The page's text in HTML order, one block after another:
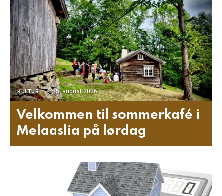
KULTUR 5. august 2026
Velkommen til sommerkafé i
Melaaslia på lørdag